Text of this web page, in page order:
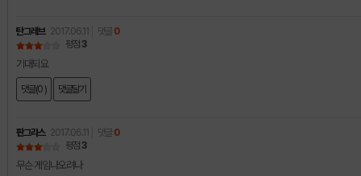
탄그레브 2017.06.11 댓글 0
평점 3
기대되요
댓글(0 ) 댓글달기
판그라스 2017.06.11 댓글 0
평점 3
무슨 게임나오려나